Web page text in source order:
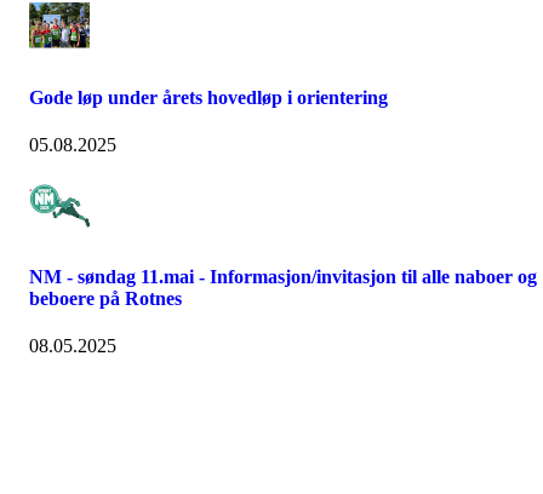
Gode løp under årets hovedløp i orientering
05.08.2025
NM - søndag 11.mai - Informasjon/invitasjon til alle naboer og
beboere på Rotnes
08.05.2025